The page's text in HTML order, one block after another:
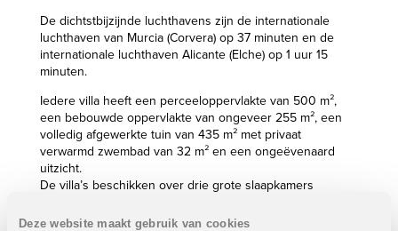
Deze website maakt gebruik van cookies
De dichtstbijzijnde luchthavens zijn de internationale
luchthaven van Murcia (Corvera) op 37 minuten en de
internationale luchthaven Alicante (Elche) op 1 uur 15
minuten.
Iedere villa heeft een perceeloppervlakte van 500 m²,
een bebouwde oppervlakte van ongeveer 255 m², een
volledig afgewerkte tuin van 435 m² met privaat
verwarmd zwembad van 32 m² en een ongeëvenaard
uitzicht.
De villa’s beschikken over drie grote slaapkamers
kleedkamer en-suite. Verder nog drie badkamers, een